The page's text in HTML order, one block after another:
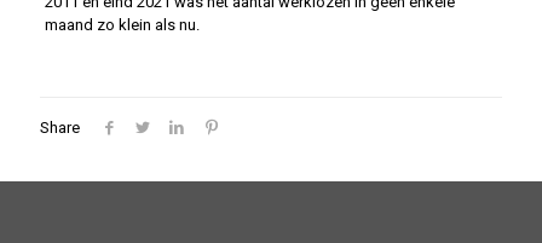
maand zo klein als nu.
Share